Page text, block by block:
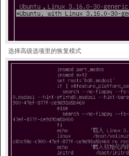
选择高级选项里的恢复模式